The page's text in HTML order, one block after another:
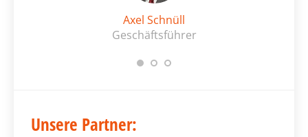
Axel Schnüll
Geschäftsführer
Unsere Partner: